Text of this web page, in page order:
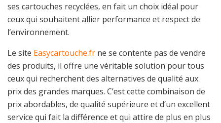
ses cartouches recyclées, en fait un choix idéal pour
ceux qui souhaitent allier performance et respect de
l’environnement.
Le site Easycartouche.fr ne se contente pas de vendre
des produits, il offre une véritable solution pour tous
ceux qui recherchent des alternatives de qualité aux
prix des grandes marques. C’est cette combinaison de
prix abordables, de qualité supérieure et d’un excellent
service qui fait la différence et qui attire de plus en plus